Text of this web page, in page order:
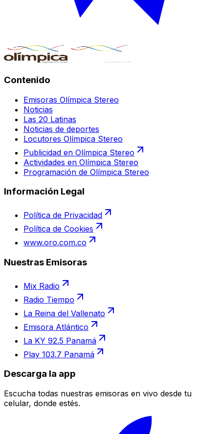
Contenido
Emisoras Olímpica Stereo
Noticias
Las 20 Latinas
Noticias de deportes
Locutores Olímpica Stereo
Publicidad en Olímpica Stereo
Actividades en Olímpica Stereo
Programación de Olímpica Stereo
Información Legal
Política de Privacidad
Política de Cookies
www.oro.com.co
Nuestras Emisoras
Mix Radio
Radio Tiempo
La Reina del Vallenato
Emisora Atlántico
La KY 92.5 Panamá
Play 103.7 Panamá
Descarga la app
Escucha todas nuestras emisoras en vivo desde tu
celular, donde estés.